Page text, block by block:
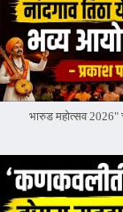
भारुड महोत्सव 2026"